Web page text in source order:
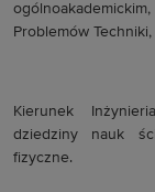
Problemów
Kierunek
dziedziny nauk
fizyczne.